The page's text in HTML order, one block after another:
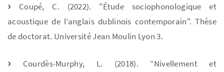
Coupé, C. (2022). "Étude sociophonologique et
acoustique de l’anglais dublinois contemporain". Thèse
de doctorat. Université Jean Moulin Lyon 3.
Courdès-Murphy, L. (2018). “Nivellement et